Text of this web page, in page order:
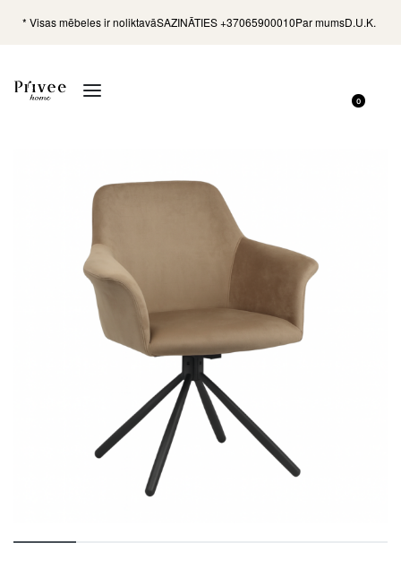
* Visas mēbeles ir noliktavāSAZINĀTIES +37065900010Par mumsD.U.K.
0